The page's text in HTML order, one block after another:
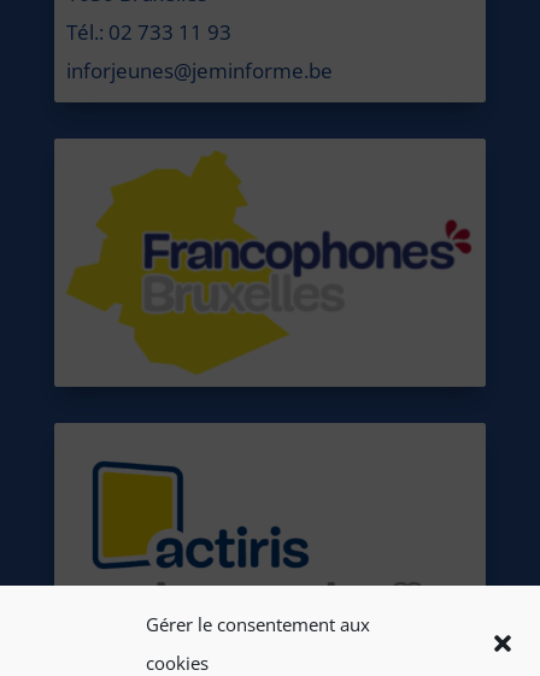
Gérer le consentement aux
cookies
Tél.: 02 733 11 93
inforjeunes@jeminforme.be